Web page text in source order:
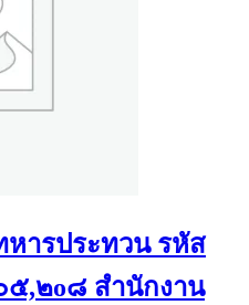
ารประทวน รหัส
๕,๒o๘ สำนักงาน